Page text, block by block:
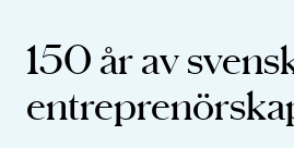
150 år av